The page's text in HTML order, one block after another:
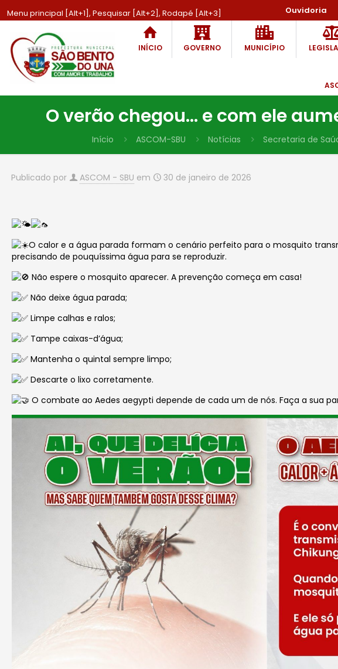
Menu principal [Alt+1], Pesquisar [Alt+2], Rodapé [Alt+3] Ouvidoria
INÍCIO GOVERNO MUNICÍPIO
O verão chegou… e com ele
Início ASCOM-SBU Notícias Secretaria de
Publicado por ASCOM - SBU em 30 de janeiro de 2026
O calor e a água parada formam o cenário perfeito para o mosquito
precisando de pouquíssima água para se reproduzir.
Não espere o mosquito aparecer. A prevenção começa em casa!
Não deixe água parada;
Limpe calhas e ralos;
Tampe caixas-d’água;
Mantenha o quintal sempre limpo;
Descarte o lixo corretamente.
O combate ao Aedes aegypti depende de cada um de nós. Faça a sua